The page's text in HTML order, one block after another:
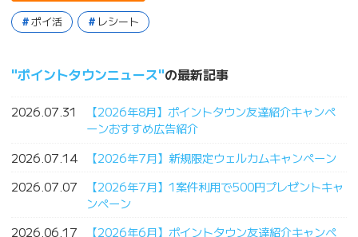
ポイ活 レシート
ポイントタウンニュース の最新記事
2026.07.31
【2026年8月】ポイントタウン友達紹介キャンペ
ーンおすすめ広告紹介
2026.07.14
【2026年7月】新規限定ウェルカムキャンペーン
2026.07.07
【2026年7月】1案件利用で500円プレゼントキャ
ンペーン
2026.06.17
【2026年6月】ポイントタウン友達紹介キャンペ